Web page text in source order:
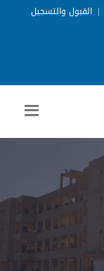
| القبول والتسجيل